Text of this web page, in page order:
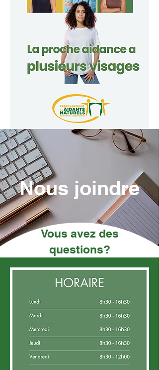
Nous joindre
Vous avez des
questions?